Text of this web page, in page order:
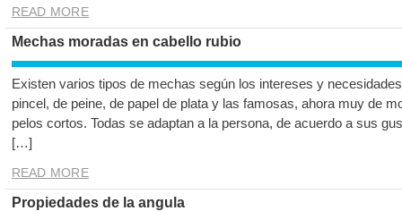
READ MORE
Mechas moradas en cabello rubio
Existen varios tipos de mechas según los intereses y
pincel, de peine, de papel de plata y las famosas, ahora muy de
pelos cortos. Todas se adaptan a la persona, de acuerdo a sus
[…]
READ MORE
Propiedades de la angula